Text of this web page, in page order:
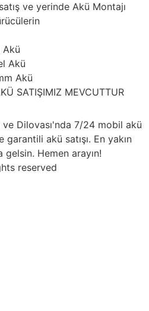
ve yerinde Akü Montajı
Akü
Akü
SATIŞIMIZ MEVCUTTUR
ve Dilovası'nda 7/24 mobil akü
akü satışı. En yakın
gelsin. Hemen arayın!
reserved